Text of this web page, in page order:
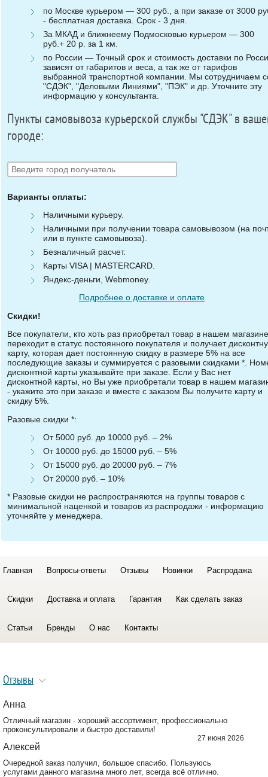
по Москве курьером — 300 руб., а при заказе от 3000
- бесплатная доставка. Срок - 3 дня.
За МКАД и ближнеему Подмосковью курьером — 300
руб.+ 20 р. за 1 км.
по России — Точный срок и стоимость доставки по
зависят от габаритов и веса, а так же от тарифов
выбранной транспортной компании. Мы сотрудничаем
"СДЭК", "Деловыми Линиями", "ПЭК" и др. Уточните эту
информацию у консультанта.
Пункты самовывоза курьерской службы "СДЭК" в
городе:
Варианты оплаты:
Наличными курьеру.
Наличными при получении товара самовывозом (на
или в пункте самовывоза).
Безналичный расчет.
Карты VISA | MASTERCARD.
Яндекс-деньги, Webmoney.
Подробнее о доставке и оплате
Скидки!
Все покупатели, кто хоть раз приобретал товар в нашем
переходит в статус постоянного покупателя и получает
карту, которая дает постоянную скидку в размере 5% на все
последующие заказы и суммируется с разовыми скидками *.
дисконтной карты указывайте при заказе. Если у Вас нет
дисконтной карты, но Вы уже приобретали товар в нашем
- укажите это при заказе и вместе с заказом Вы получите карту и
скидку 5%.
Разовые скидки *:
От 5000 руб. до 10000 руб. – 2%
От 10000 руб. до 15000 руб. – 5%
От 15000 руб. до 20000 руб. – 7%
От 20000 руб. – 10%
* Разовые скидки не распространяются на группы товаров с
минимальной наценкой и товаров из распродажи - информацию
уточняйте у менеджера.
Главная Вопросы-ответы Отзывы Новинки Распродажа
Скидки Доставка и оплата Гарантия Как сделать заказ
Статьи Бренды О нас Контакты
Отзывы
Анна
Отличный магазин - хороший ассортимент, профессионально
проконсультировали и быстро доставили!
27 июня 2026
Алексей
Очередной заказ получил, большое спасибо. Пользуюсь
услугами данного магазина много лет, всегда всё отлично.